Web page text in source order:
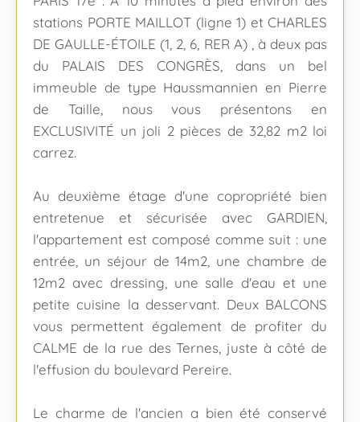
stations PORTE MAILLOT (ligne 1) et CHARLES
DE GAULLE-ÉTOILE (1, 2, 6, RER A) , à deux pas
du PALAIS DES CONGRÈS, dans un bel
immeuble de type Haussmannien en Pierre
de Taille, nous vous présentons en
EXCLUSIVITÉ un joli 2 pièces de 32,82 m2 loi
carrez.
Au deuxième étage d'une copropriété bien
entretenue et sécurisée avec GARDIEN,
l'appartement est composé comme suit : une
entrée, un séjour de 14m2, une chambre de
12m2 avec dressing, une salle d'eau et une
petite cuisine la desservant. Deux BALCONS
vous permettent également de profiter du
CALME de la rue des Ternes, juste à côté de
l'effusion du boulevard Pereire.
Le charme de l'ancien a bien été conservé